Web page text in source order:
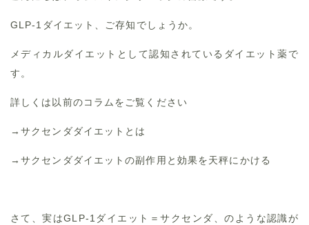
GLP-1ダイエット、ご存知でしょうか。
メディカルダイエットとして認知されているダイエット薬で
す。
詳しくは以前のコラムをご覧ください
→サクセンダダイエットとは
→サクセンダダイエットの副作用と効果を天秤にかける
さて、実はGLP-1ダイエット＝サクセンダ、のような認識が